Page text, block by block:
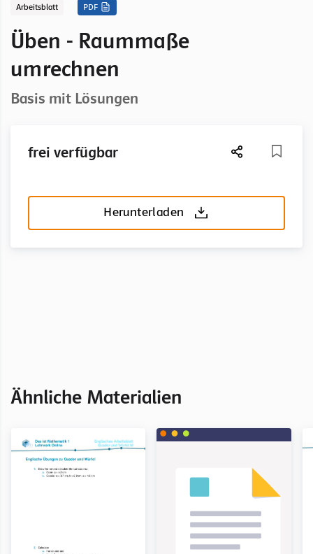
Arbeitsblatt PDF
Üben - Raummaße
umrechnen
Basis mit Lösungen
frei verfügbar
Herunterladen
Ähnliche Materialien